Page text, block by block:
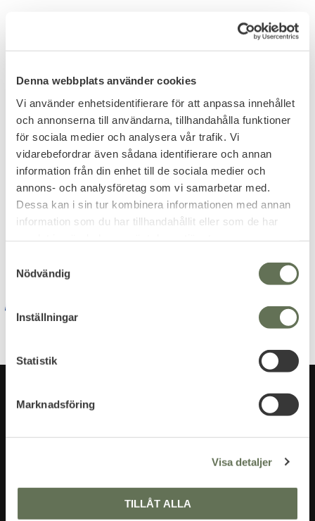
Denna webbplats använder cookies
Vi använder enhetsidentifierare för att anpassa innehållet
och annonserna till användarna, tillhandahålla funktioner
för sociala medier och analysera vår trafik. Vi
vidarebefordrar även sådana identifierare och annan
information från din enhet till de sociala medier och
annons- och analysföretag som vi samarbetar med.
Dessa kan i sin tur kombinera informationen med annan
information som du har tillhandahållit eller som de har
t
Nödvändig
Inställningar
Statistik
Marknadsföring
Visa detaljer
TILLÅT ALLA
PRENUMERERA & TA DEL AV VÅRA
ERBJUDANDEN!
Dina personuppgifter behandlas i enlighet med vår